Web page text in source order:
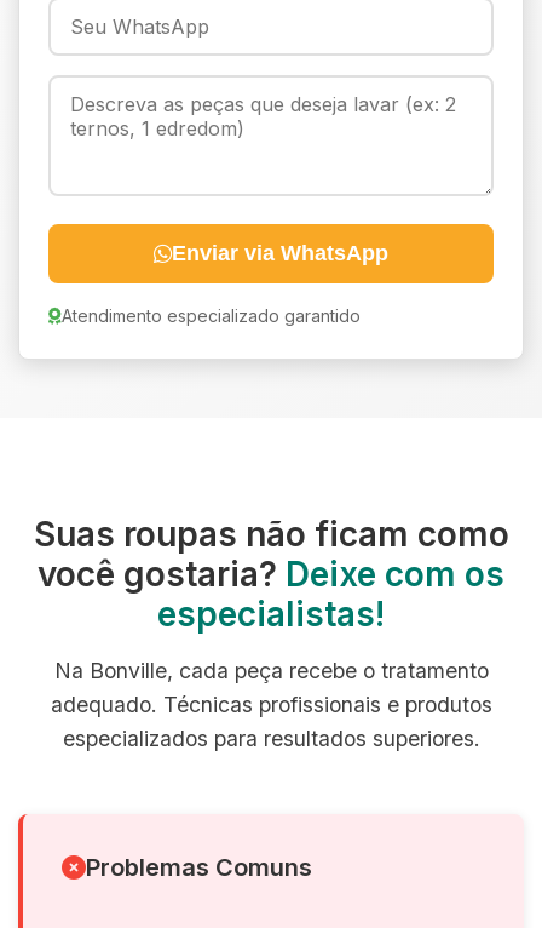
Enviar via WhatsApp
Atendimento especializado garantido
Suas roupas não ficam como
você gostaria? Deixe com os
especialistas!
Na Bonville, cada peça recebe o tratamento
adequado. Técnicas profissionais e produtos
especializados para resultados superiores.
Problemas Comuns